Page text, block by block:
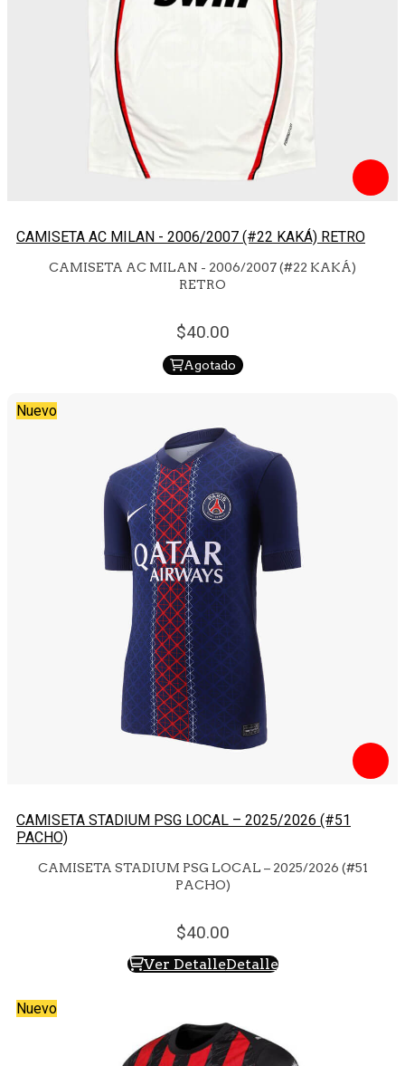
CAMISETA AC MILAN - 2006/2007 (#22 KAKÁ) RETRO
CAMISETA AC MILAN - 2006/2007 (#22 KAKÁ)
RETRO
40.00
Agotado
Nuevo
CAMISETA STADIUM PSG LOCAL – 2025/2026 (#51
PACHO)
CAMISETA STADIUM PSG LOCAL – 2025/2026 (#51
PACHO)
40.00
Ver DetalleDetalle
Nuevo